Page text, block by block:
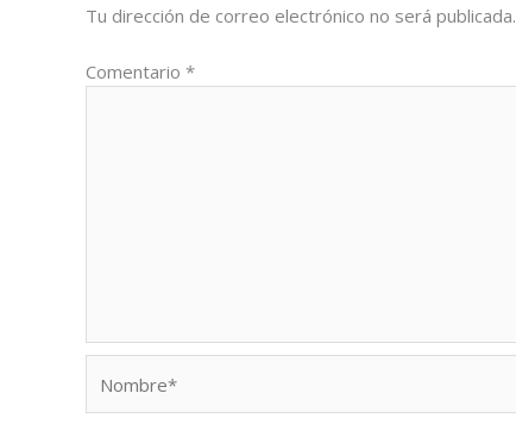
Tu dirección de correo electrónico no será publicada.
Comentario *